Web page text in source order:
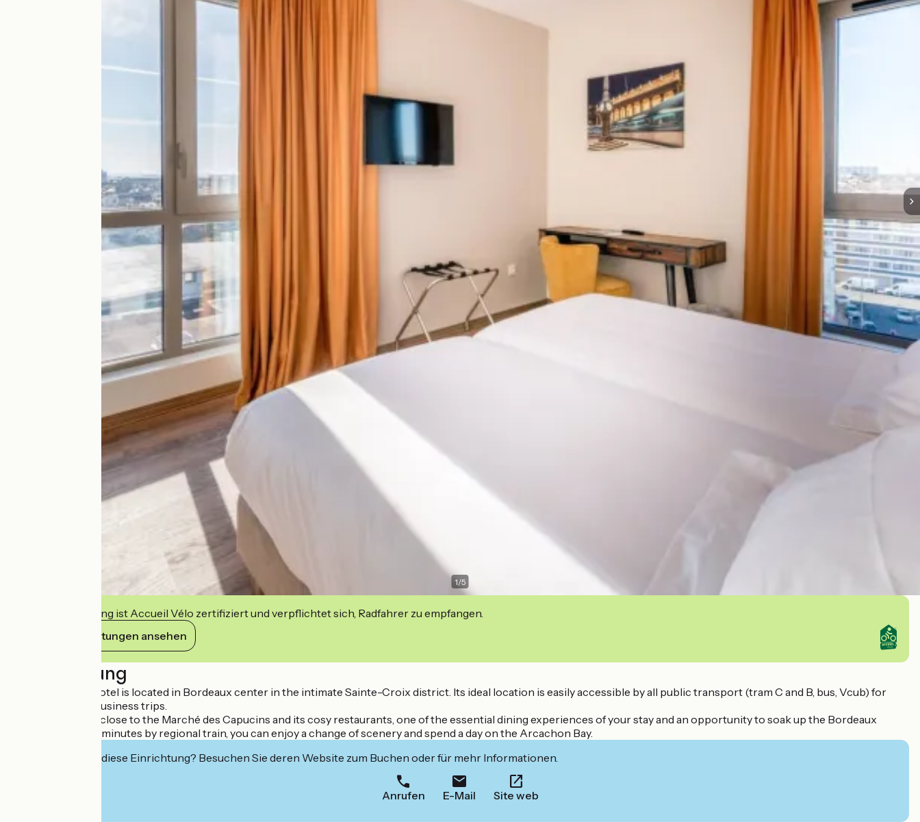
1/5
Diese Einrichtung ist Accueil Vélo zertifiziert und verpflichtet sich, Radfahrer zu empfangen.
Ihre Verpflichtungen ansehen
Beschreibung
Your apartment hotel is located in Bordeaux center in the intimate Sainte-Croix district. Its ideal location is easily accessible by all public transport (tram C and B, bus, Vcub) for
your holidays or business trips.
Your residence is close to the Marché des Capucins and its cosy restaurants, one of the essential dining experiences of your stay and an opportunity to soak up the Bordeaux
lifestyle. In just 30 minutes by regional train, you can enjoy a change of scenery and spend a day on the Arcachon Bay.
Interessiert Sie diese Einrichtung? Besuchen Sie deren Website zum Buchen oder für mehr Informationen.
Anrufen E-Mail Site web